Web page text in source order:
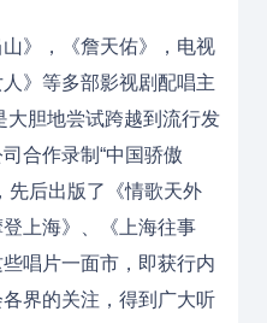
》，《詹天佑》，电视
》等多部影视剧配唱主
胆地尝试跨越到流行发
合作录制“中国骄傲
后出版了《情歌天外
上海》、《上海往事
唱片一面市，即获行内
界的关注，得到广大听